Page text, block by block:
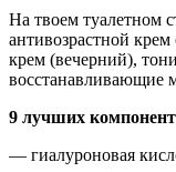
На твоем туалетном
антивозрастной
крем (вечерний),
восстанавливающие
9 лучших
— гиалуроновая